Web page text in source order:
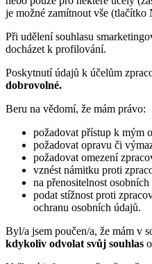
je možné zamítnout vše (tlačítko
Při udělení souhlasu
docházet k profilování.
Poskytnutí údajů k účelům
dobrovolné.
Beru na vědomí, že mám právo:
požadovat přístup k mým
požadovat opravu či
požadovat omezení
vznést námitku proti
na přenositelnost osobních
podat stížnost proti
ochranu osobních údajů.
Byl/a jsem poučen/a, že mám v
kdykoliv odvolat svůj souhlas